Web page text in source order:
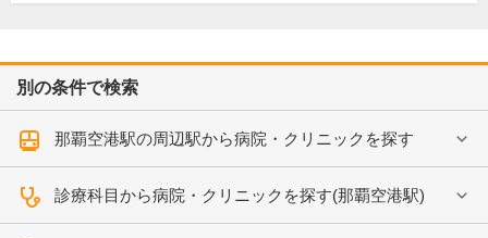
別の条件で検索
那覇空港駅の周辺駅から病院・クリニックを探す
診療科目から病院・クリニックを探す(那覇空港駅)